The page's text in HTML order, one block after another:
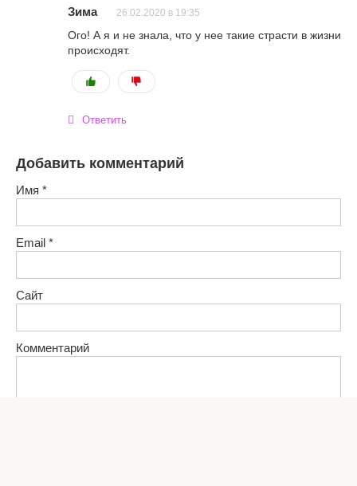
Зима 26.02.2020 в 19:35
Ого! А я и не знала, что у нее такие страсти в жизни
происходят.
Ответить
Добавить комментарий
Имя *
Email *
Сайт
Комментарий